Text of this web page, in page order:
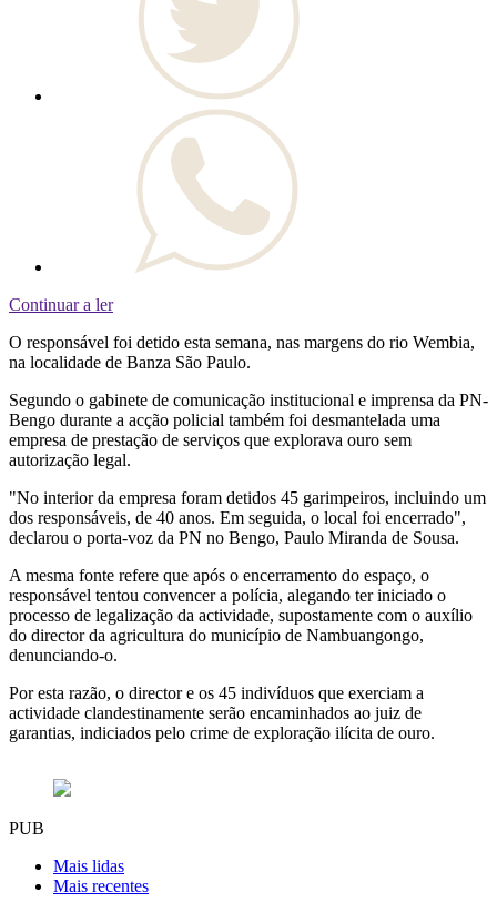
Continuar a ler
O responsável foi detido esta semana, nas margens do rio Wembia,
na localidade de Banza São Paulo.
Segundo o gabinete de comunicação institucional e imprensa da PN-
Bengo durante a acção policial também foi desmantelada uma
empresa de prestação de serviços que explorava ouro sem
autorização legal.
"No interior da empresa foram detidos 45 garimpeiros, incluindo um
dos responsáveis, de 40 anos. Em seguida, o local foi encerrado",
declarou o porta-voz da PN no Bengo, Paulo Miranda de Sousa.
A mesma fonte refere que após o encerramento do espaço, o
responsável tentou convencer a polícia, alegando ter iniciado o
processo de legalização da actividade, supostamente com o auxílio
do director da agricultura do município de Nambuangongo,
denunciando-o.
Por esta razão, o director e os 45 indivíduos que exerciam a
actividade clandestinamente serão encaminhados ao juiz de
garantias, indiciados pelo crime de exploração ilícita de ouro.
PUB
Mais lidas
Mais recentes